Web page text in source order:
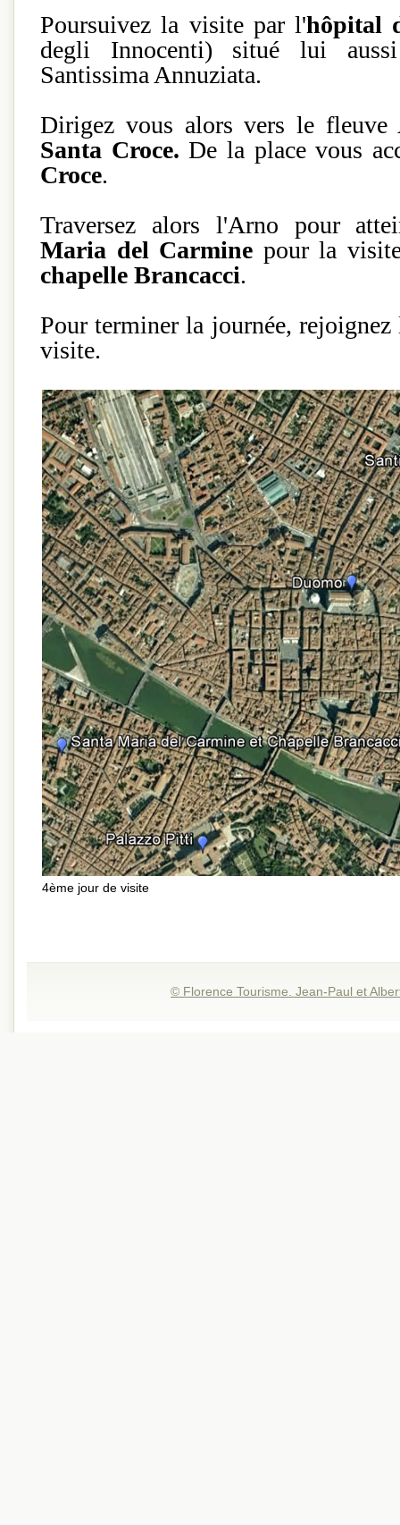
Poursuivez la visite par l'hôpital
degli Innocenti) situé lui
Santissima Annuziata.
Dirigez vous alors vers le
Santa Croce. De la place vous
Croce.
Traversez alors l'Arno pour
Maria del Carmine pour la
chapelle Brancacci.
Pour terminer la journée,
visite.
4ème jour de visite
© Florence Tourisme. Jean-Paul et